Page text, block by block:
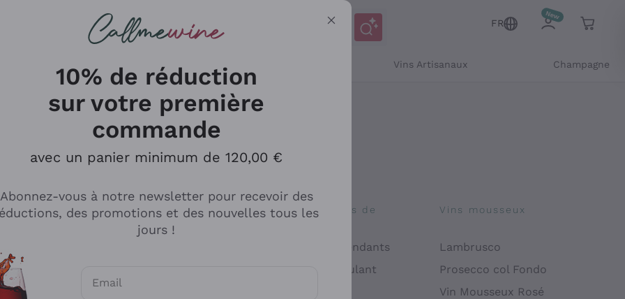
FR
Vins Artisanaux Champagne
Explorer le catalogue
Producteurs
Les philosophies de
Vignerons Indépendants
Recoltant Manipulant
Vins mousseux
Lambrusco
Prosecco col Fondo
Vin Mousseux Rosé
10% de réduction
sur votre première
commande
avec un panier minimum de 120,00 €
Abonnez-vous à notre newsletter pour recevoir des
des promotions et des nouvelles tous les
jours !
Email